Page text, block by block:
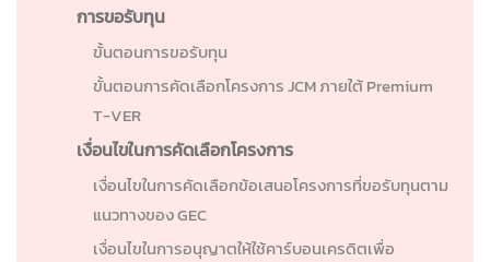
การขอรับทุน
ขั้นตอนการขอรับทุน
ขั้นตอนการคัดเลือกโครงการ JCM ภายใต้ Premium
T-VER
เงื่อนไขในการคัดเลือกโครงการ
เงื่อนไขในการคัดเลือกข้อเสนอโครงการที่ขอรับทุนตาม
แนวทางของ GEC
เงื่อนไขในการอนุญาตให้ใช้คาร์บอนเครดิตเพื่อ